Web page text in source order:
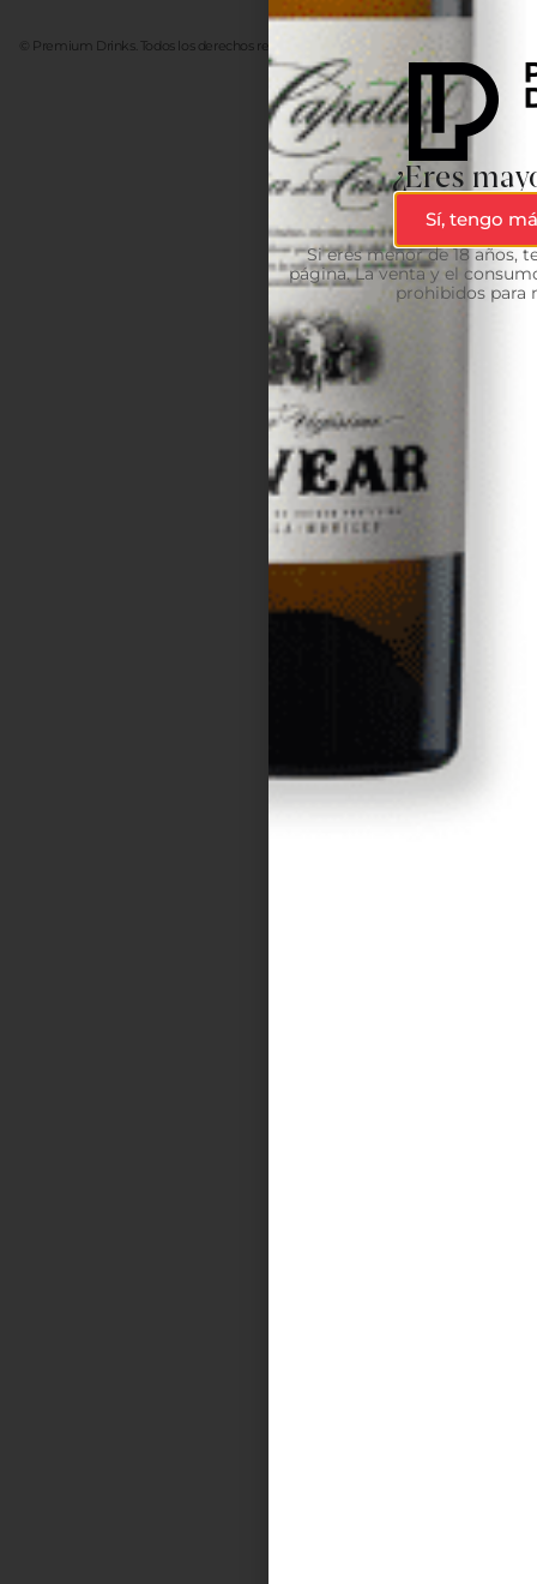
© Premium Drinks. Todos los derechos reservados. Desarrollado Advanze
¿Eres
Sí, tengo
Si eres menor de 18 años,
página. La venta y el
prohibidos para